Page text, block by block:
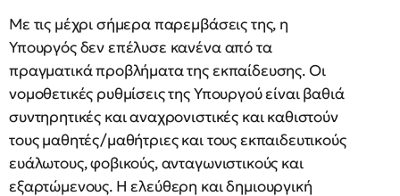
Με τις μέχρι σήμερα παρεμβάσεις της, η
Υπουργός δεν επέλυσε κανένα από τα
πραγματικά προβλήματα της εκπαίδευσης. Οι
νομοθετικές ρυθμίσεις της Υπουργού είναι βαθιά
συντηρητικές και αναχρονιστικές και καθιστούν
τους μαθητές/μαθήτριες και τους εκπαιδευτικούς
ευάλωτους, φοβικούς, ανταγωνιστικούς και
εξαρτώμενους. Η ελεύθερη και δημιουργική